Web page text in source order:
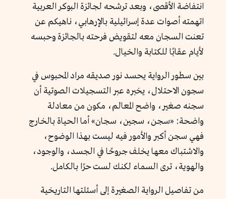
انتفاضة الأقصى، وبعد ترشحه لجائزة البوكر العربية
اتهمته أصوات عدة إسرائيلية بالإرهابي، ناهيكم عن
تعنت السجان معه لتقويض فرحته بالجائزة وحبسه
لأيام عقابًا للكتابة والخيال.
بين سطور الرواية يحسد نور صديقه مراد المحبوس في
سجون الاحتلال، يخبره عبر التسجيلات الصوتية أن
سجنه صغير، واضح المعالم، مكون من معادلة
واضحة: «سجن، سجين، سجان» أما الحياة بالخارج
فهي سجن أكبر والأمور فيه ليست بهذا الوضوح،
والاشتباك معها يخلف جروحًا في الجسد، والوجود،
والهوية، ترى السماء لكنك لست حرًا بالكامل.
من تفاصيل الرواية الصغيرة إلى أسئلتها التاريخية